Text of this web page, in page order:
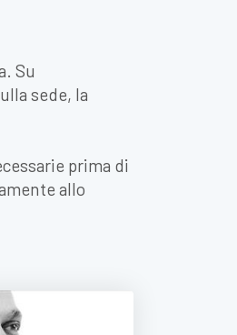
Su
sede, la
prima di
allo